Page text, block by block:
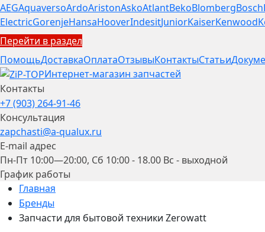
AEGAquaversoArdoAristonAskoAtlantBekoBlombergBosch
ElectricGorenjeHansaHooverIndesitJuniorKaiserKenwood
Перейти в раздел
ПомощьДоставкаОплатаОтзывыКонтактыСтатьи
Интернет-магазин запчастей
Контакты
+7 (903) 264-91-46
Консультация
zapchasti@a-qualux.ru
E-mail адрес
Пн-Пт 10:00—20:00, Сб 10:00 - 18.00 Вс - выходной
График работы
Главная
Бренды
Запчасти для бытовой техники Zerowatt